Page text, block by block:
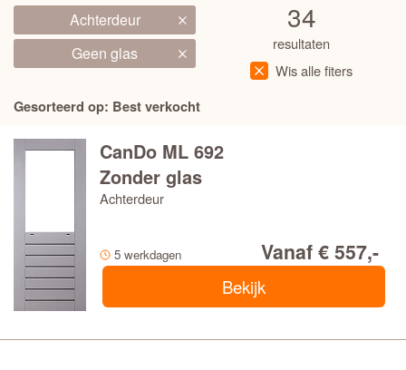
MERK
LEVERTIJD
AANTAL RUITEN
SOORT GLAS
Achterdeur
Geen glas
34
resultaten
Wis alle fiters
Gesorteerd op: Best verkocht
CanDo ML 692
Zonder glas
Achterdeur
5 werkdagen Vanaf € 557,-
Bekijk